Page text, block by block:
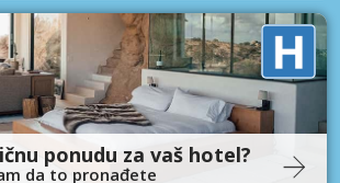
ponudu za vaš hotel?
da to pronađete